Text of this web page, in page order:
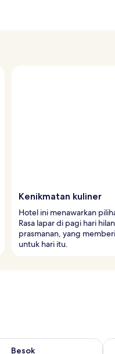
Kenikmatan kuliner
Hotel ini menawarkan
Rasa lapar di pagi hari
prasmanan, yang
untuk hari itu.
Besok
untuk besok Agu 10 -